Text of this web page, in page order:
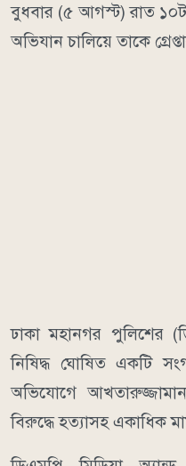
বুধবার (৫ আগস্ট) রাত
অভিযান চালিয়ে তাকে
ঢাকা মহানগর পুলিশের
নিষিদ্ধ ঘোষিত একটি
অভিযোগে
বিরুদ্ধে হত্যাসহ একাধিক